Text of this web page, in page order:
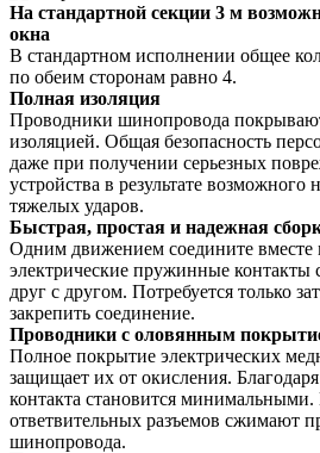
На стандартной секции 3 м
окна
В стандартном исполнении общее
по обеим сторонам равно 4.
Полная изоляция
Проводники шинопровода
изоляцией. Общая безопасность
даже при получении серьезных
устройства в результате возможного
тяжелых ударов.
Быстрая, простая и надежная
Одним движением соедините вместе
электрические пружинные
друг с другом. Потребуется только
закрепить соединение.
Проводники с оловянным
Полное покрытие электрических
защищает их от окисления.
контакта становится
ответвительных разъемов сжимают
шинопровода.